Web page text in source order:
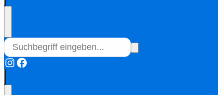
Instagram
Facebook